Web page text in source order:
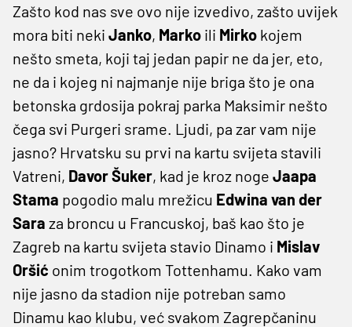
Zašto kod nas sve ovo nije izvedivo, zašto uvijek
mora biti neki Janko, Marko ili Mirko kojem
nešto smeta, koji taj jedan papir ne da jer, eto,
ne da i kojeg ni najmanje nije briga što je ona
betonska grdosija pokraj parka Maksimir nešto
čega svi Purgeri srame. Ljudi, pa zar vam nije
jasno? Hrvatsku su prvi na kartu svijeta stavili
Vatreni, DavorŠuker, kad je kroz noge Jaapa
Stama pogodio malu mrežicu Edwina van der
Sara za broncu u Francuskoj, baš kao što je
Zagreb na kartu svijeta stavio Dinamo i Mislav
Oršić onim trogotkom Tottenhamu. Kako vam
nije jasno da stadion nije potreban samo
Dinamu kao klubu, već svakom Zagrepčaninu